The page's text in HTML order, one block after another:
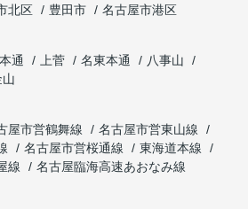
北区 豊田市
名古屋市港区
通 上菅 名東本通
八事山
屋市営鶴舞線
名古屋市営東山線
名古屋市営桜通線
東海道本線
線
名古屋臨海高速あおなみ線